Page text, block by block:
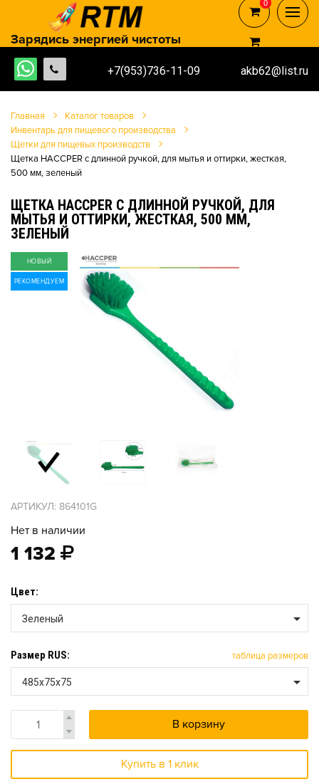
+7(953)736-11-09 akb62@list.ru
Зарядись энергией чистоты
0
0
Главная
Каталог товаров
Инвентарь для пищевого производства
Щетки для пищевых производств
Щетка HACCPER с длинной ручкой, для мытья и оттирки, жесткая,
500 мм, зеленый
ЩЕТКА HACCPER С ДЛИННОЙ РУЧКОЙ, ДЛЯ
МЫТЬЯ И ОТТИРКИ, ЖЕСТКАЯ, 500 ММ,
ЗЕЛЕНЫЙ
НОВЫЙ
РЕКОМЕНДУЕМ
АРТИКУЛ: 864101G
Нет в наличии
1 132
Цвет:
Зеленый
Размер RUS: таблица размеров
485х75х75
В корзину
Купить в 1 клик